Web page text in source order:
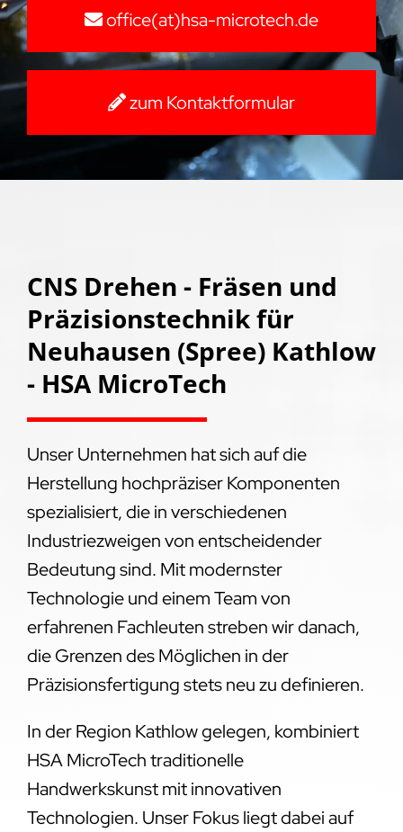
office(at)hsa-microtech.de
zum Kontaktformular
CNS Drehen - Fräsen und
Präzisionstechnik für
Neuhausen (Spree) Kathlow
- HSA MicroTech
Unser Unternehmen hat sich auf die
Herstellung hochpräziser Komponenten
spezialisiert, die in verschiedenen
Industriezweigen von entscheidender
Bedeutung sind. Mit modernster
Technologie und einem Team von
erfahrenen Fachleuten streben wir danach,
die Grenzen des Möglichen in der
Präzisionsfertigung stets neu zu definieren.
In der Region Kathlow gelegen, kombiniert
HSA MicroTech traditionelle
Handwerkskunst mit innovativen
Technologien. Unser Fokus liegt dabei auf